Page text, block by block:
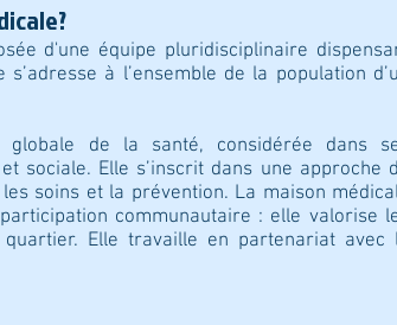
d'une équipe pluridisciplinaire
s’adresse à l’ensemble de la population
de la santé, considérée dans
sociale. Elle s’inscrit dans une approche
soins et la prévention. La maison
communautaire : elle valorise
Elle travaille en partenariat avec